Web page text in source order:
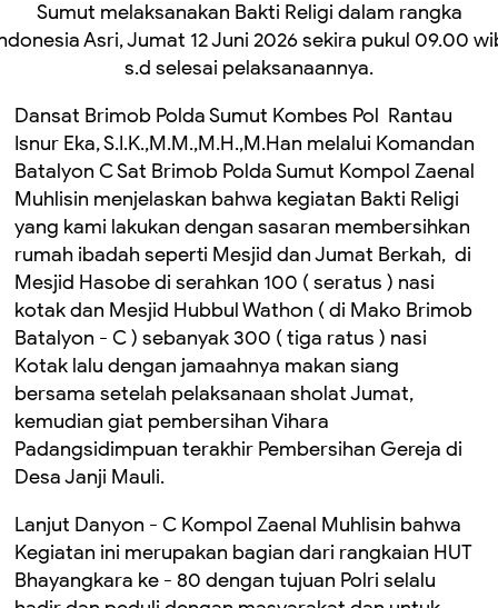
Sumut melaksanakan Bakti Religi dalam rangka
Asri, Jumat 12 Juni 2026 sekira pukul 09.00
s.d selesai pelaksanaannya.
Dansat Brimob Polda Sumut Kombes Pol Rantau
Isnur Eka, S.I.K.,M.M.,M.H.,M.Han melalui Komandan
Batalyon C Sat Brimob Polda Sumut Kompol Zaenal
Muhlisin menjelaskan bahwa kegiatan Bakti Religi
yang kami lakukan dengan sasaran membersihkan
rumah ibadah seperti Mesjid dan Jumat Berkah, di
Mesjid Hasobe di serahkan 100 ( seratus ) nasi
kotak dan Mesjid Hubbul Wathon ( di Mako Brimob
Batalyon - C ) sebanyak 300 ( tiga ratus ) nasi
Kotak lalu dengan jamaahnya makan siang
bersama setelah pelaksanaan sholat Jumat,
kemudian giat pembersihan Vihara
Padangsidimpuan terakhir Pembersihan Gereja di
Desa Janji Mauli.
Lanjut Danyon - C Kompol Zaenal Muhlisin bahwa
Kegiatan ini merupakan bagian dari rangkaian HUT
Bhayangkara ke - 80 dengan tujuan Polri selalu